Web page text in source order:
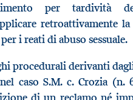
per tardività
retroattivamente
i reati di abuso sessuale.
procedurali derivanti
caso S.M. c. Crozia
di un reclamo né